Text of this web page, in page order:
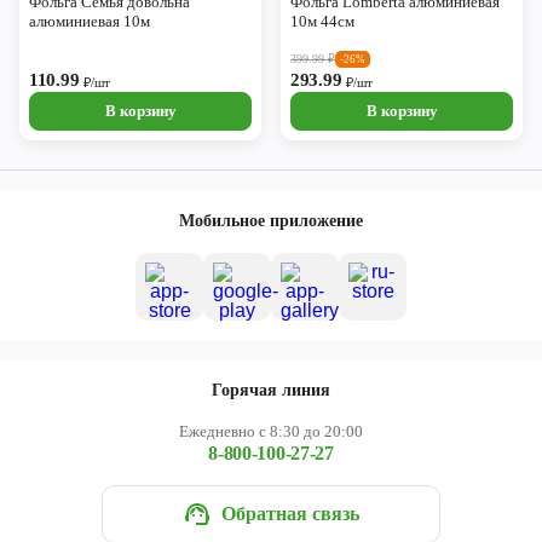
алюминиевая 10м
110.99 ₽/шт
В корзину
10м 44см
399.99₽ -26%
293.99 ₽/шт
В корзину
Мобильное приложение
Горячая линия
Ежедневно с 8:30 до 20:00
8-800-100-27-27
Обратная связь